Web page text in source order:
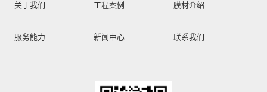
关于我们 工程案例 膜材介绍
服务能力 新闻中心 联系我们